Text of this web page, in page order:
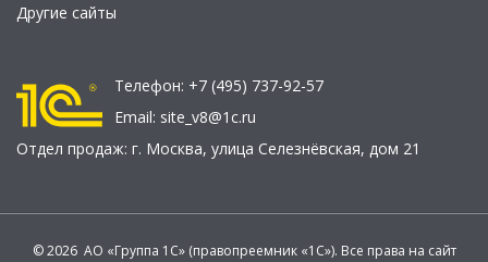
Другие сайты
Телефон: +7 (495) 737-92-57
Email: site_v8@1c.ru
Отдел продаж: г. Москва, улица Селезнёвская, дом 21
© 2026 АО «Группа 1С» (правопреемник «1С»). Все права на сайт